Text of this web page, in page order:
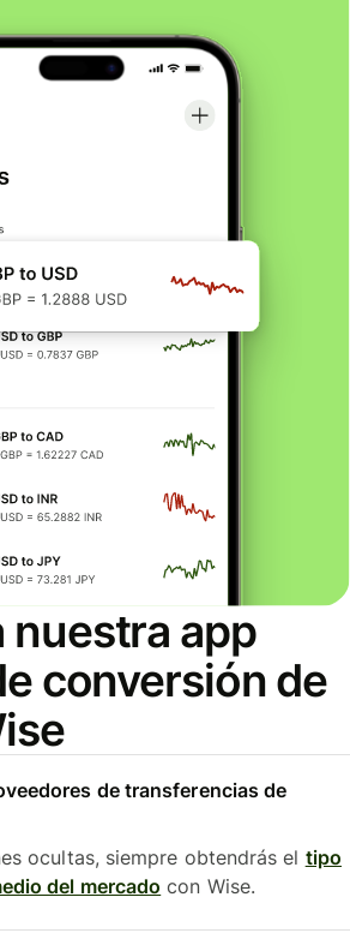
nuestra app
conversión de
de transferencias de
ocultas, siempre obtendrás el tipo
del mercado con Wise.